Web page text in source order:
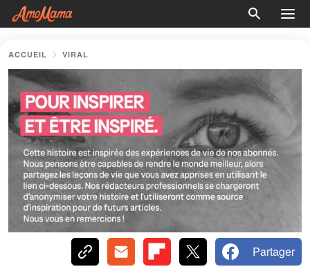
ACCUEIL VIRAL
Partager